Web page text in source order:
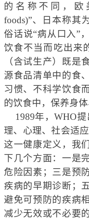
的名称不同，欧
foods)”、日本称其
俗话说“病从口入”
饮食不当而吃出来
（含试生产） 既是
源食品清单中的食
习惯、不科学饮食
的饮食中，保养身体
1989年，WHO提
理、心理、社会适
这一健康定义，我
下几个方面： 一是
危险因素 ；三是预
疾病的早期诊断 ；
避免可预防的疾病
减少无效或不必要